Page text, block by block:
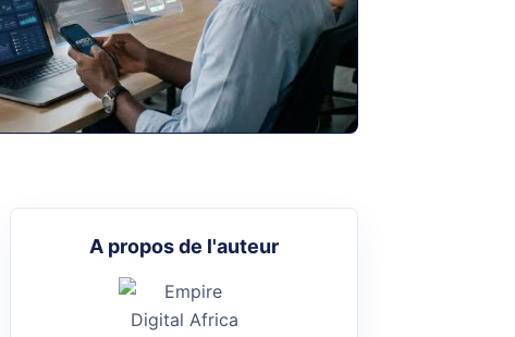
A propos de l'auteur